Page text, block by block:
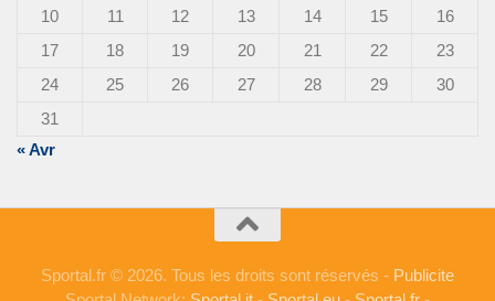
10
11 12 13 14 15
16
17
18 19 20 21 22
23
24
25 26 27 28 29
30
31
« Avr
Sportal.fr © 2026. Tous les droits sont réservés - Publicite